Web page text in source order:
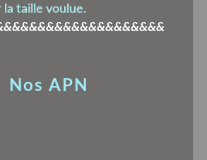
Nos APN
taille voulue.